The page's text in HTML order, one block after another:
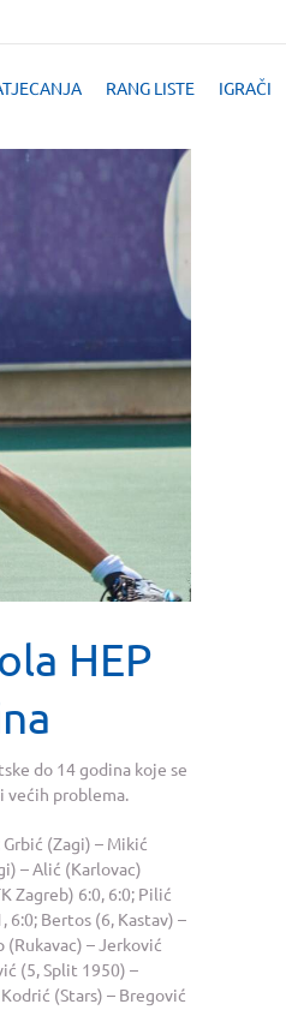
RANG LISTE IGRAČI
HEP
do 14 godina koje se
većih problema.
(Zagi) – Mikić
– Alić (Karlovac)
Zagreb) 6:0, 6:0; Pilić
6:0; Bertos (6, Kastav) –
(Rukavac) – Jerković
(5, Split 1950) –
(Stars) – Bregović